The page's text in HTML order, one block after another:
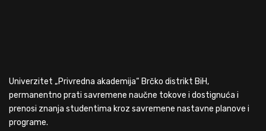
Univerzitet „Privredna akademija“ Brčko distrikt BiH,
permanentno prati savremene naučne tokove i dostignuća i
prenosi znanja studentima kroz savremene nastavne planove i
programe.